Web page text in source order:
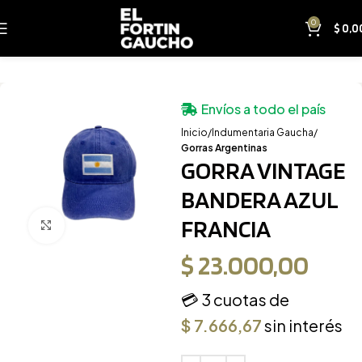
0 $
Clic para ampliar
Inicio
Indumentaria Gaucha
Gorras Argentinas
Envíos a todo el país
GORRA VINTAGE
BANDERA AZUL
FRANCIA
$23.000,00
💳 3 cuotas de
$ 7.666,67sin interés